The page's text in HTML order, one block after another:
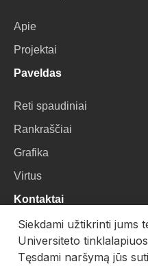
Apie
Projektai
Paveldas
Reti spaudiniai
Rankraščiai
Grafika
Virtus
Kontaktai
VU Biblioteka
Universiteto g. 3, LT-
Siekdami užtikrinti jums
Universiteto
Tęsdami naršymą jūs